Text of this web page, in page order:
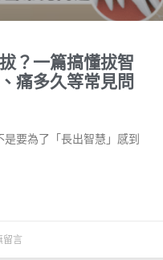
？一篇搞懂拔智
痛多久等常見問
要為了「長出智慧」感到
留言